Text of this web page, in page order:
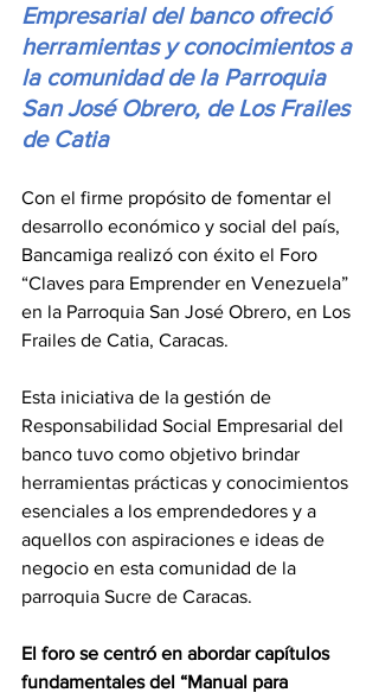
Empresarial del banco ofreció
herramientas y conocimientos a
la comunidad de la Parroquia
San José Obrero, de Los Frailes
de Catia
Con el firme propósito de fomentar el
desarrollo económico y social del país,
Bancamiga realizó con éxito el Foro
“Claves para Emprender en Venezuela”
en la Parroquia San José Obrero, en Los
Frailes de Catia, Caracas.
Esta iniciativa de la gestión de
Responsabilidad Social Empresarial del
banco tuvo como objetivo brindar
herramientas prácticas y conocimientos
esenciales a los emprendedores y a
aquellos con aspiraciones e ideas de
negocio en esta comunidad de la
parroquia Sucre de Caracas.
El foro se centró en abordar capítulos
fundamentales del “Manual para